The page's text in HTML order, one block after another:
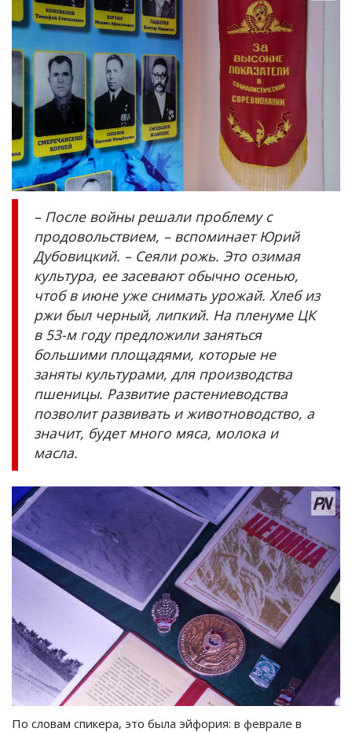
– После войны решали проблему с
продовольствием, – вспоминает Юрий
Дубовицкий. – Сеяли рожь. Это озимая
культура, ее засевают обычно осенью,
чтоб в июне уже снимать урожай. Хлеб из
ржи был черный, липкий. На пленуме ЦК
в 53-м году предложили заняться
большими площадями, которые не
заняты культурами, для производства
пшеницы. Развитие растениеводства
позволит развивать и животноводство, а
значит, будет много мяса, молока и
масла.
По словам спикера, это была эйфория: в феврале в